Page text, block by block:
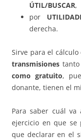
ÚTIL/BUSCAR,
por
derecha.
Sirve para el
transmisiones
como gratuito,
donante, tienen el
Para saber cuál
ejercicio en que se
que declarar en el